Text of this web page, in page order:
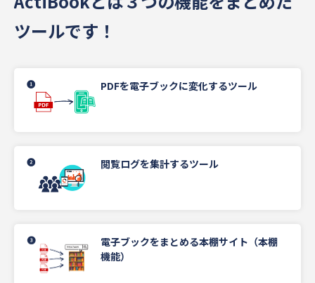
ツールです！
PDFを電子ブックに変化するツール
閲覧ログを集計するツール
電子ブックをまとめる本棚サイト（本棚
機能）